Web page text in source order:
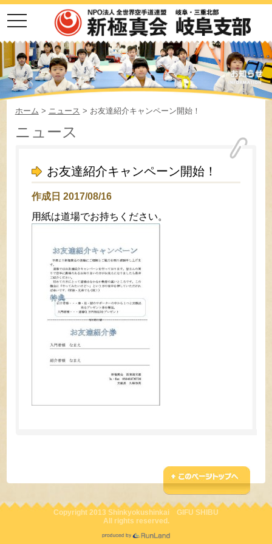
toggle
navigation
ホーム > ニュース > お友達紹介キャンペーン開始！
ニュース
お友達紹介キャンペーン開始！
作成日 2017/08/16
用紙は道場でお持ちください。
Copyright 2013 Shinkyokushinkai GIFU SHIBU
All rights reserved.